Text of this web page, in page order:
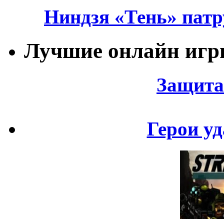
Ниндзя «Тень»
Лучшие онлайн
Герои